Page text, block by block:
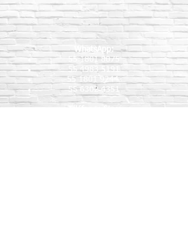
WhatsApp:
55 1801 8075
55 4983 5191
55 1801 9244
55 6302 4351